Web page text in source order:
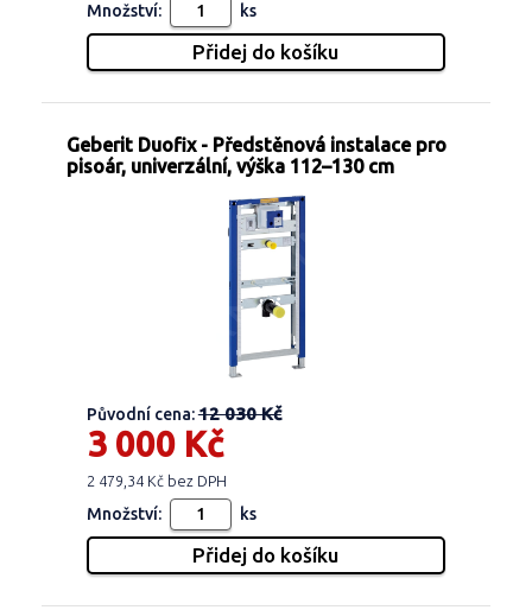
Množství: ks
Geberit Duofix - Předstěnová instalace pro
pisoár, univerzální, výška 112–130 cm
Původní cena:12 030 Kč
3 000 Kč
2 479,34 Kč bez DPH
Množství: ks